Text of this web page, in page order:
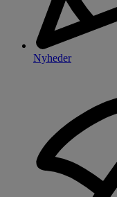
Nyheder